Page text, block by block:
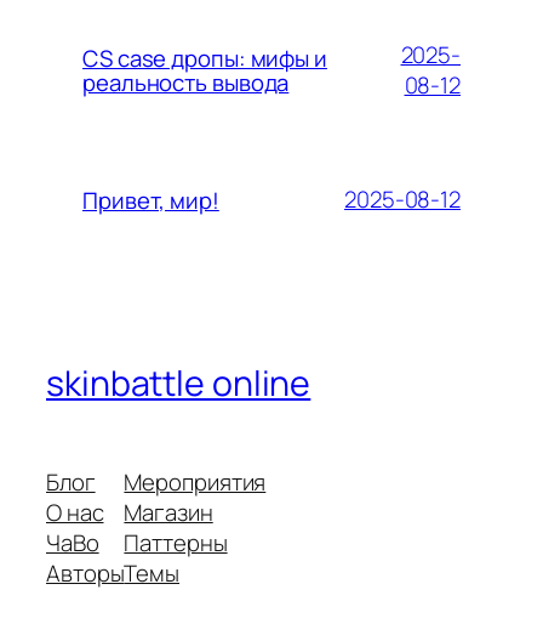
CS case дропы: мифы и
реальность вывода
2025-
08-12
Привет, мир! 2025-08-12
skinbattle online
Блог
О нас
ЧаВо
Авторы
Мероприятия
Магазин
Паттерны
Темы